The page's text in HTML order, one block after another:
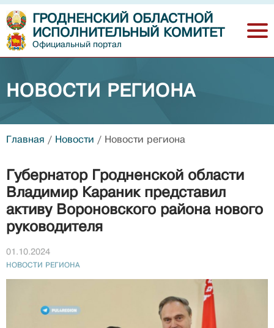
ГРОДНЕНСКИЙ ОБЛАСТНОЙ
ИСПОЛНИТЕЛЬНЫЙ КОМИТЕТ
Официальный портал
НОВОСТИ РЕГИОНА
Главная / Новости / Новости региона
Губернатор Гродненской области
Владимир Караник представил
активу Вороновcкого района нового
руководителя
01.10.2024
НОВОСТИ РЕГИОНА